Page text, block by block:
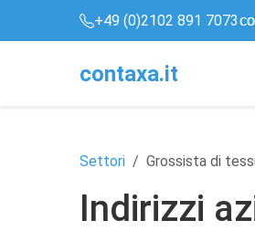
+49 (0)2102 891 7073
contaxa.it
Settori Grossista di
Indirizzi